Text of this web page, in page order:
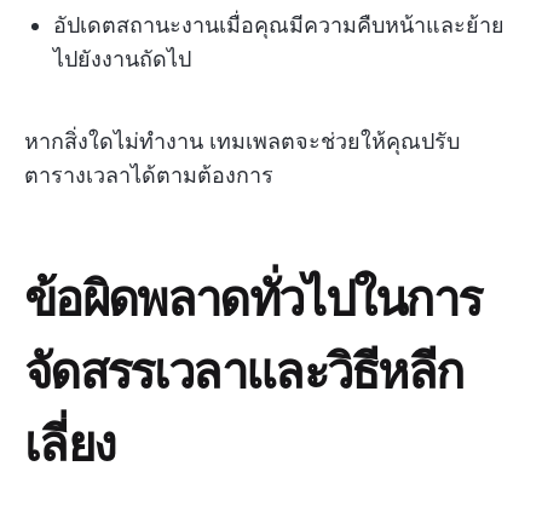
อัปเดตสถานะงานเมื่อคุณมีความคืบหน้าและย้าย
ไปยังงานถัดไป
หากสิ่งใดไม่ทำงาน เทมเพลตจะช่วยให้คุณปรับ
ตารางเวลาได้ตามต้องการ
ข้อผิดพลาดทั่วไปในการ
จัดสรรเวลาและวิธีหลีก
เลี่ยง